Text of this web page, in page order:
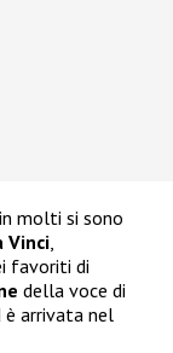
molti si sono
Vinci,
favoriti di
della voce di
arrivata nel